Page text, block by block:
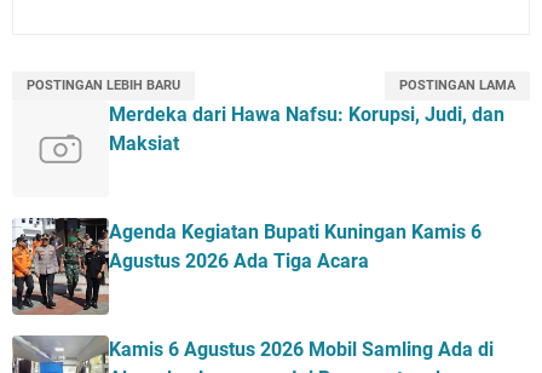
POSTINGAN LEBIH BARU POSTINGAN LAMA
Merdeka dari Hawa Nafsu: Korupsi, Judi, dan
Maksiat
Agenda Kegiatan Bupati Kuningan Kamis 6
Agustus 2026 Ada Tiga Acara
Kamis 6 Agustus 2026 Mobil Samling Ada di